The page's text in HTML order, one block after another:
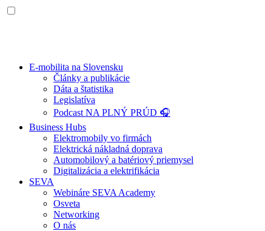
E-mobilita na Slovensku
Články a publikácie
Dáta a štatistika
Legislatíva
Podcast NA PLNÝ PRÚD 🎧
Business Hubs
Elektromobily vo firmách
Elektrická nákladná doprava
Automobilový a batériový priemysel
Digitalizácia a elektrifikácia
SEVA
Webináre SEVA Academy
Osveta
Networking
O nás